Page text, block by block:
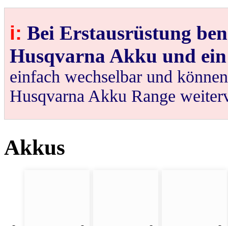
i: Bei Erstausrüstung
Husqvarna Akku und
einfach wechselbar und
Husqvarna Akku Range
Akkus